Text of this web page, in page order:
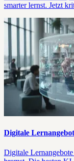
smarter lernst. Jetzt
Digitale
Digitale